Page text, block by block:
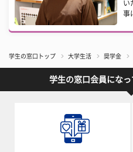
い
事
学生の窓口トップ 大学生活 奨学金
学生の窓口会員にな